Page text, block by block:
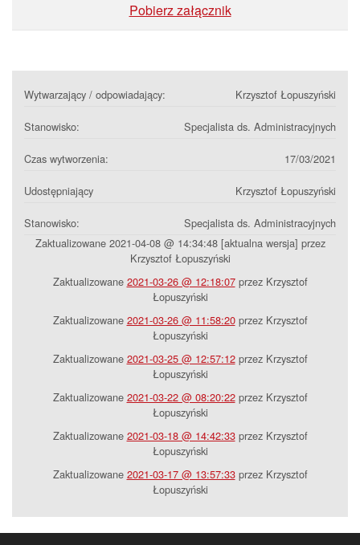
Pobierz załącznik
Wytwarzający / odpowiadający: Krzysztof Łopuszyński
Stanowisko: Specjalista ds. Administracyjnych
Czas wytworzenia: 17/03/2021
Udostępniający Krzysztof Łopuszyński
Stanowisko:
Specjalista ds. Administracyjnych
Zaktualizowane 2021-04-08 @ 14:34:48 [aktualna wersja] przez
Krzysztof Łopuszyński
Zaktualizowane 2021-03-26 @ 12:18:07przez Krzysztof
Łopuszyński
Zaktualizowane 2021-03-26 @ 11:58:20przez Krzysztof
Łopuszyński
Zaktualizowane 2021-03-25 @ 12:57:12przez Krzysztof
Łopuszyński
Zaktualizowane 2021-03-22 @ 08:20:22przez Krzysztof
Łopuszyński
Zaktualizowane 2021-03-18 @ 14:42:33przez Krzysztof
Łopuszyński
Zaktualizowane 2021-03-17 @ 13:57:33przez Krzysztof
Łopuszyński